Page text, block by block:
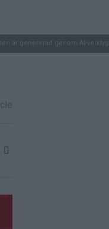
är genererad genom AI-verktyg